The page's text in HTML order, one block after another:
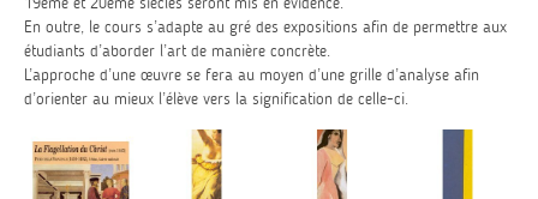
En outre, le cours s’adapte au gré des expositions afin de permettre aux
étudiants d’aborder l’art de manière concrète.
L’approche d’une œuvre se fera au moyen d’une grille d’analyse afin
d’orienter au mieux l’élève vers la signification de celle-ci.